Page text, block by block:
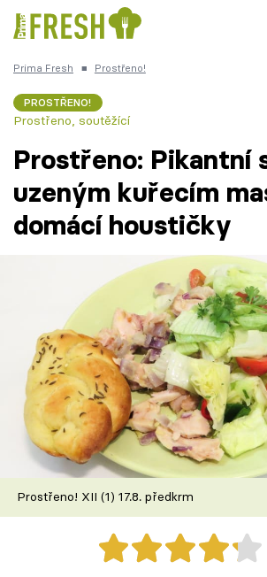
Česká kuchyně
Témata
Články
TV Program
Škola vaření
Recepty z TV
Speciál: Cuketa
Těhotnej kuchař
Prima Fresh ■ Prostřeno!
PROSTŘENO!
Prostřeno, soutěžící
Prostřeno: Pikantní
uzeným kuřecím
domácí houstičky
Prostřeno! XII (1) 17.8. předkrm